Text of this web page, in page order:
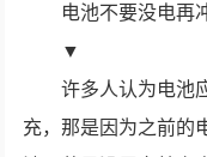
电池不要没电再
▼
许多人认为电池
充，那是因为之前的